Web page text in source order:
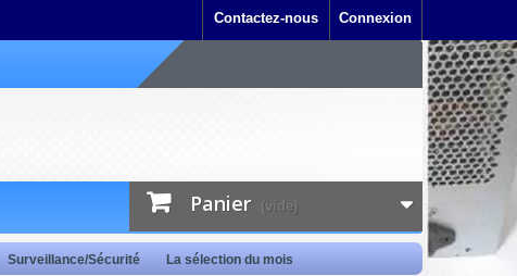
Connexion
Contactez-nous
Panier (vide)
Surveillance/Sécurité La sélection du mois